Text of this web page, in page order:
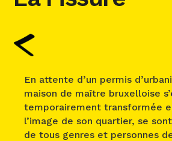
En attente d’un permis
maison de maître bruxelloise
temporairement transformée
l’image de son quartier, se
de tous genres et personnes